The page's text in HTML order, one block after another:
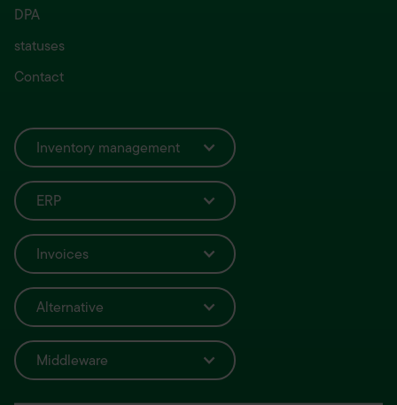
DPA
statuses
Contact
Inventory management
ERP
Invoices
Alternative
Middleware